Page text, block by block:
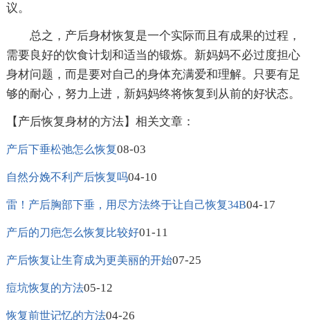
议。
总之，产后身材恢复是一个实际而且有成果的过程，
需要良好的饮食计划和适当的锻炼。新妈妈不必过度担心
身材问题，而是要对自己的身体充满爱和理解。只要有足
够的耐心，努力上进，新妈妈终将恢复到从前的好状态。
【产后恢复身材的方法】相关文章：
产后下垂松弛怎么恢复08-03
自然分娩不利产后恢复吗04-10
雷！产后胸部下垂，用尽方法终于让自己恢复34B04-17
产后的刀疤怎么恢复比较好01-11
产后恢复让生育成为更美丽的开始07-25
痘坑恢复的方法05-12
恢复前世记忆的方法04-26